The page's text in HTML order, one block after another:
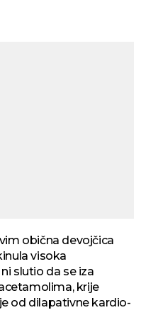
obična devojčica
visoka
slutio da se iza
krije
od dilapativne kardio-